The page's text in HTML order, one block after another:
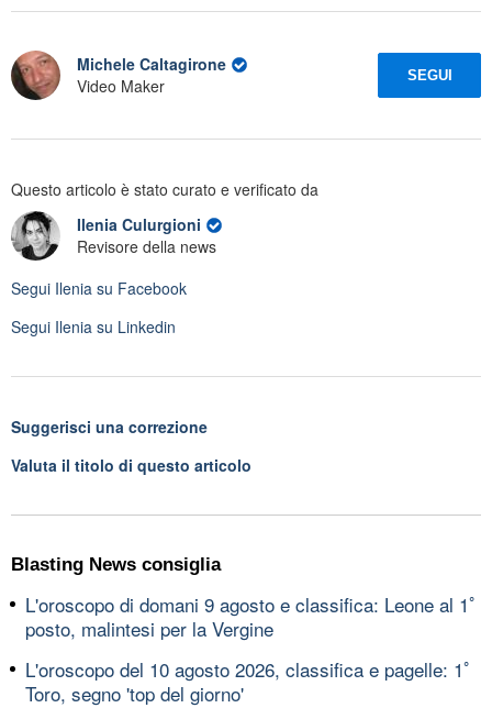
Michele Caltagirone
Video Maker
SEGUI
Questo articolo è stato curato e verificato da
Ilenia Culurgioni
Revisore della news
Segui Ilenia su Facebook
Segui Ilenia su Linkedin
Suggerisci una correzione
Valuta il titolo di questo articolo
Blasting News consiglia
L'oroscopo di domani 9 agosto e classifica: Leone al 1ﾟ
posto, malintesi per la Vergine
L'oroscopo del 10 agosto 2026, classifica e pagelle: 1ﾟ
Toro, segno 'top del giorno'